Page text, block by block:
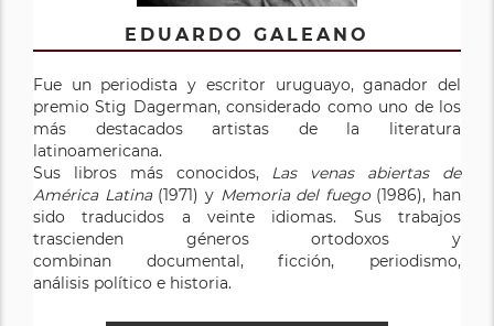
EDUARDO GALEANO
Fue un periodista y escritor uruguayo, ganador del
premio Stig Dagerman, considerado como uno de los
más destacados artistas de la literatura
latinoamericana.
Sus libros más conocidos, Las venas abiertas de
América Latina(1971) y Memoria del fuego(1986), han
sido traducidos a veinte idiomas. Sus trabajos
trascienden géneros ortodoxos y
combinan documental, ficción, periodismo,
análisis político e historia.